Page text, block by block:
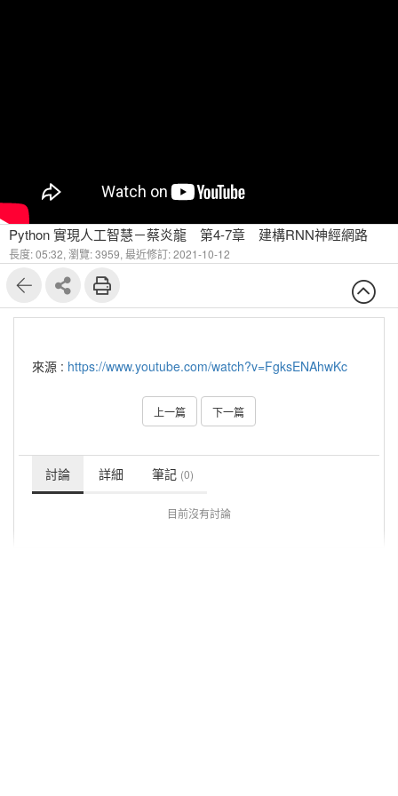
Python 實現人工智慧－蔡炎龍 第4-7章 建構RNN神經網路
長度: 05:32, 瀏覽: 3959, 最近修訂: 2021-10-12
來源 : https://www.youtube.com/watch?v=FgksENAhwKc
上一篇 下一篇
討論 詳細 筆記 (0)
目前沒有討論